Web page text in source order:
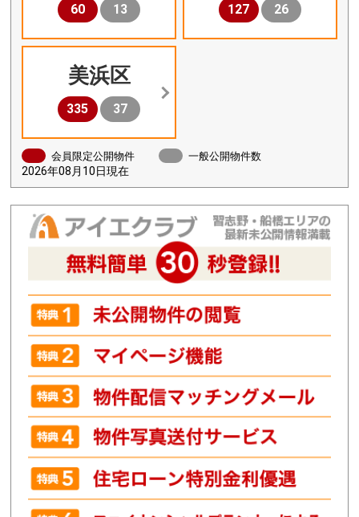
60 13 127 26
美浜区
335 37
会員限定公開物件 一般公開物件数
2026年08月10日現在